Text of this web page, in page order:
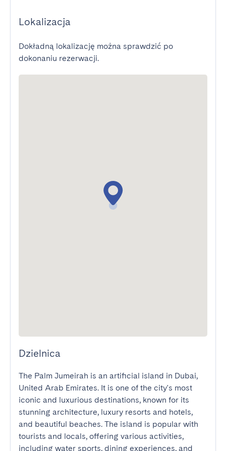
Lokalizacja
Dokładną lokalizację można sprawdzić po
dokonaniu rezerwacji.
Dzielnica
The Palm Jumeirah is an artificial island in Dubai,
United Arab Emirates. It is one of the city's most
iconic and luxurious destinations, known for its
stunning architecture, luxury resorts and hotels,
and beautiful beaches. The island is popular with
tourists and locals, offering various activities,
including water sports, dining experiences, and